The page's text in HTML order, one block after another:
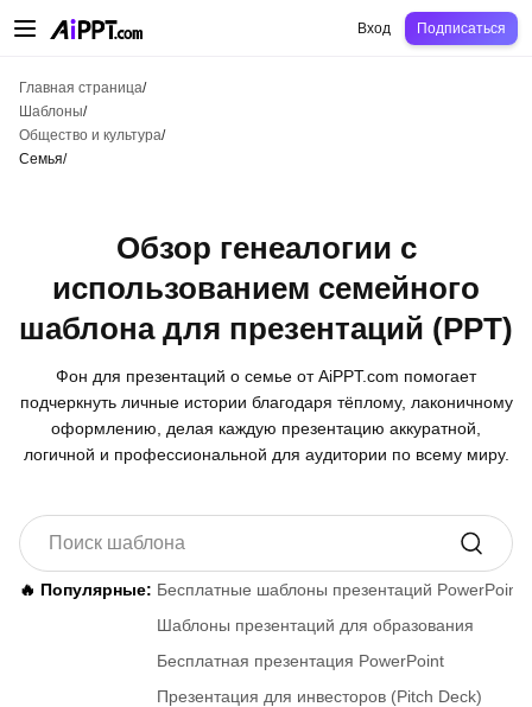
Образование
Вход Подписаться
Главная страница/
Шаблоны/
Общество и культура/
Семья/
Обзор генеалогии с
использованием семейного
шаблона для презентаций (PPT)
Фон для презентаций о семье от AiPPT.com помогает
подчеркнуть личные истории благодаря тёплому, лаконичному
оформлению, делая каждую презентацию аккуратной,
логичной и профессиональной для аудитории по всему миру.
🔥 Популярные: Бесплатные шаблоны презентаций PowerPoint
Шаблоны презентаций для образования
Бесплатная презентация PowerPoint
Презентация для инвесторов (Pitch Deck)